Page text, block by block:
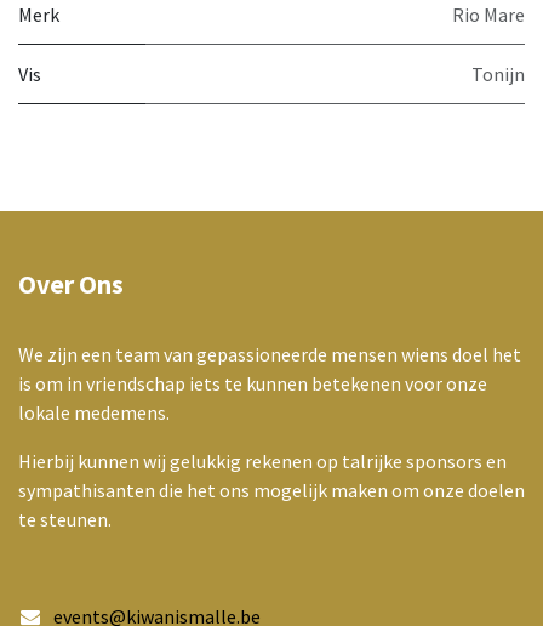
Merk Rio Mare
Vis Tonijn
Over Ons
We zijn een team van gepassioneerde mensen wiens doel het
is om in vriendschap iets te kunnen betekenen voor onze
lokale medemens.
Hierbij kunnen wij gelukkig rekenen op talrijke sponsors en
sympathisanten die het ons mogelijk maken om onze doelen
te steunen.
events@kiwanismalle.be